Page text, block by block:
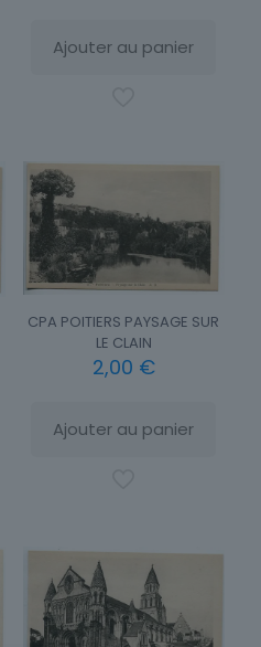
Ajouter au panier
CPA POITIERS PAYSAGE SUR
LE CLAIN
2,00 €
Ajouter au panier